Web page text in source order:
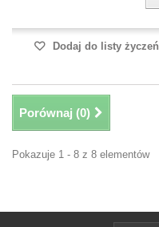
Dodaj do listy życzeń
Porównaj (0)
Pokazuje 1 - 8 z 8 elementów